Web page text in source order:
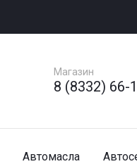
Магазин
8 (8332) 66-
Автомасла